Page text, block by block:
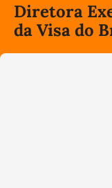
Diretora
da Visa do